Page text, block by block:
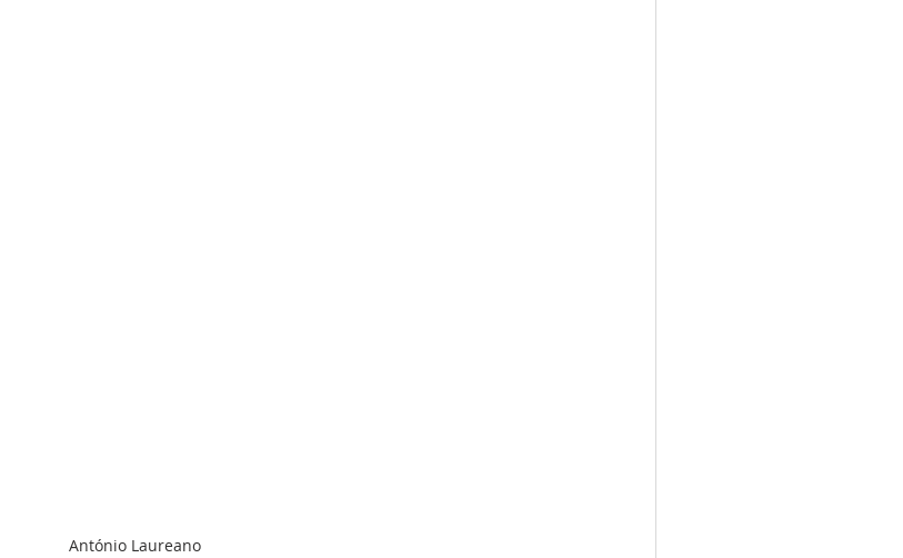
António Laureano